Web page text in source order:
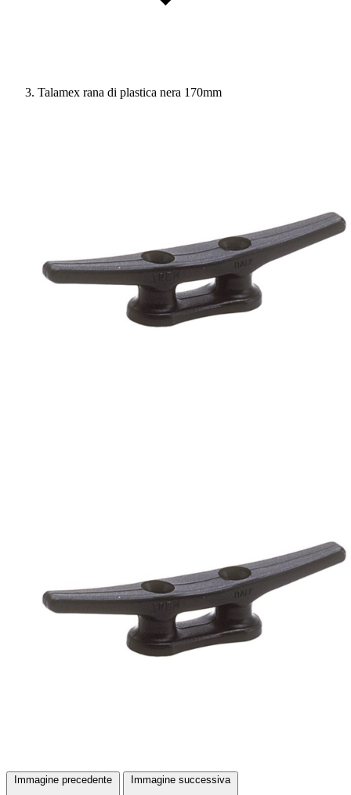
Talamex rana di plastica nera 170mm
Immagine precedente Immagine successiva